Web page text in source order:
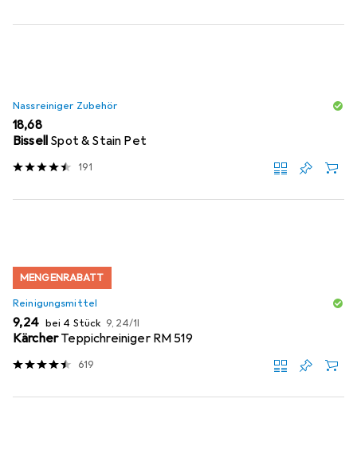
Nassreiniger Zubehör
EUR
18,68
Bissell Spot & Stain Pet
191
MENGENRABATT
Reinigungsmittel
EUR
9,24 bei 4 Stück EUR
9,24/1l
KärcherTeppichreiniger RM 519
619